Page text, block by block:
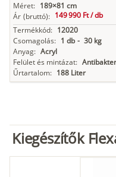
Méret: 189×81 cm
Ár (bruttó): 149 990 Ft /db
Termékkód: 12020
Csomagolás: 1 db - 30 kg
Anyag: Acryl
Felület és mintázat:
Űrtartalom: 188 Liter
Kiegészítők